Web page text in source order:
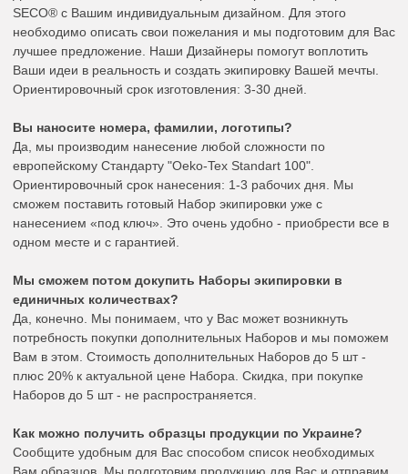
SECO® с Вашим индивидуальным дизайном. Для этого
необходимо описать свои пожелания и мы подготовим для Вас
лучшее предложение. Наши Дизайнеры помогут воплотить
Ваши идеи в реальность и создать экипировку Вашей мечты.
Ориентировочный срок изготовления: 3-30 дней.
Вы наносите номера, фамилии, логотипы?
Да, мы производим нанесение любой сложности по
европейскому Стандарту "Oeko-Tex Standart 100".
Ориентировочный срок нанесения: 1-3 рабочих дня. Мы
сможем поставить готовый Набор экипировки уже с
нанесением «под ключ». Это очень удобно - приобрести все в
одном месте и с гарантией.
Мы сможем потом докупить Наборы экипировки в
единичных количествах?
Да, конечно. Мы понимаем, что у Вас может возникнуть
потребность покупки дополнительных Наборов и мы поможем
Вам в этом. Стоимость дополнительных Наборов до 5 шт -
плюс 20% к актуальной цене Набора. Скидка, при покупке
Наборов до 5 шт - не распространяется.
Как можно получить образцы продукции по Украине?
Сообщите удобным для Вас способом список необходимых